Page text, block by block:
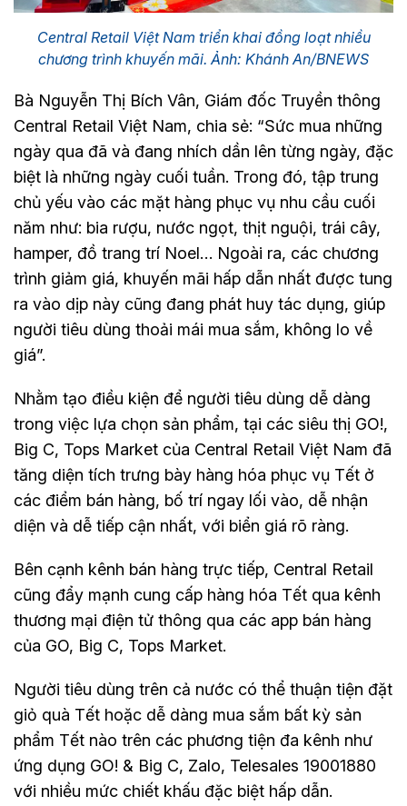
Central Retail Việt Nam triển khai đồng loạt nhiều
chương trình khuyến mãi. Ảnh: Khánh An/BNEWS
Bà Nguyễn Thị Bích Vân, Giám đốc Truyền thông
Central Retail Việt Nam, chia sẻ: “Sức mua những
ngày qua đã và đang nhích dần lên từng ngày, đặc
biệt là những ngày cuối tuần. Trong đó, tập trung
chủ yếu vào các mặt hàng phục vụ nhu cầu cuối
năm như: bia rượu, nước ngọt, thịt nguội, trái cây,
hamper, đồ trang trí Noel… Ngoài ra, các chương
trình giảm giá, khuyến mãi hấp dẫn nhất được tung
ra vào dịp này cũng đang phát huy tác dụng, giúp
người tiêu dùng thoải mái mua sắm, không lo về
giá”.
Nhằm tạo điều kiện để người tiêu dùng dễ dàng
trong việc lựa chọn sản phẩm, tại các siêu thị GO!,
Big C, Tops Market của Central Retail Việt Nam đã
tăng diện tích trưng bày hàng hóa phục vụ Tết ở
các điểm bán hàng, bố trí ngay lối vào, dễ nhận
diện và dễ tiếp cận nhất, với biển giá rõ ràng.
Bên cạnh kênh bán hàng trực tiếp, Central Retail
cũng đẩy mạnh cung cấp hàng hóa Tết qua kênh
thương mại điện tử thông qua các app bán hàng
của GO, Big C, Tops Market.
Người tiêu dùng trên cả nước có thể thuận tiện đặt
giỏ quà Tết hoặc dễ dàng mua sắm bất kỳ sản
phẩm Tết nào trên các phương tiện đa kênh như
ứng dụng GO! & Big C, Zalo, Telesales 19001880
với nhiều mức chiết khấu đặc biệt hấp dẫn.